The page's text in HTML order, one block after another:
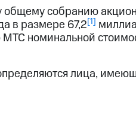
общему собранию
в размере 67,2[1]
номинальной
лица,